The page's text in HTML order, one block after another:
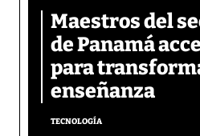
Maestros del
de Panamá
para
enseñanza
TECNOLOGÍA